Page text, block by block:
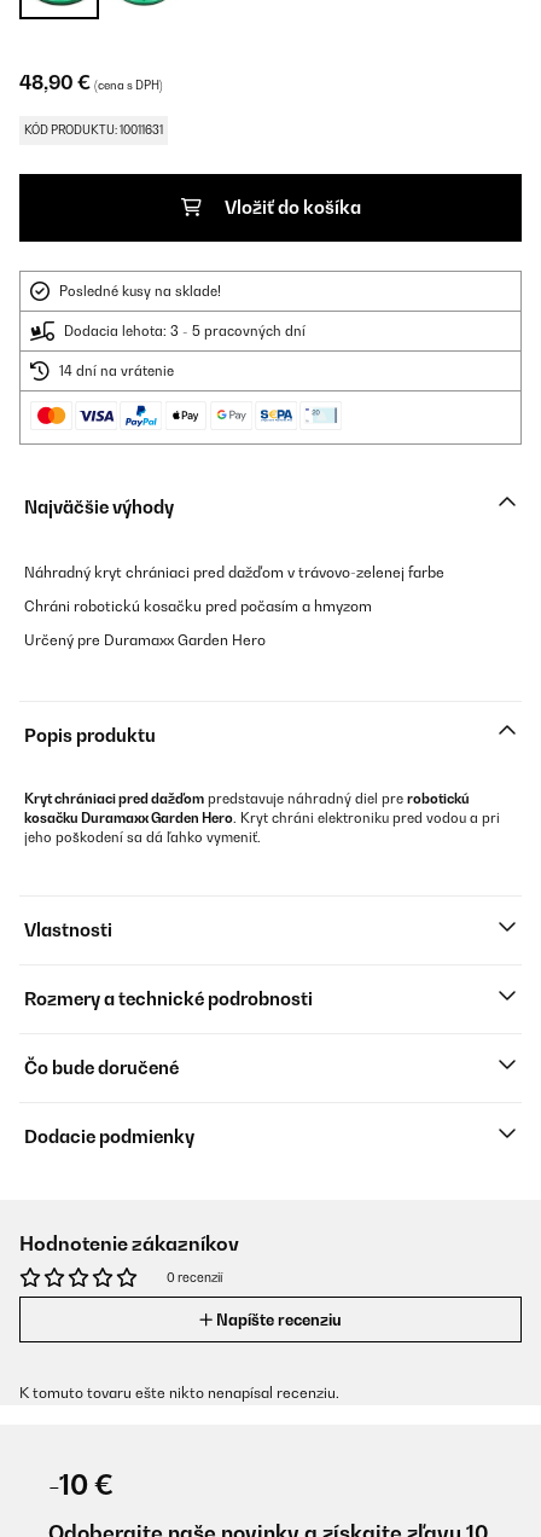
48,90 € (cena s DPH)
KÓD PRODUKTU: 10011631
Vložiť do košíka
Posledné kusy na sklade!
Dodacia lehota: 3 - 5 pracovných dní
14 dní na vrátenie
Najväčšie výhody
Náhradný kryt chrániaci pred dažďom v trávovo-zelenej farbe
Chráni robotickú kosačku pred počasím a hmyzom
Určený pre Duramaxx Garden Hero
Popis produktu
Kryt chrániaci pred dažďom predstavuje náhradný diel pre robotickú
kosačku Duramaxx Garden Hero. Kryt chráni elektroniku pred vodou a pri
jeho poškodení sa dá ľahko vymeniť.
Vlastnosti
Rozmery a technické podrobnosti
Čo bude doručené
Dodacie podmienky
Hodnotenie zákazníkov
0 recenzií
Napíšte recenziu
K tomuto tovaru ešte nikto nenapísal recenziu.
-10 €